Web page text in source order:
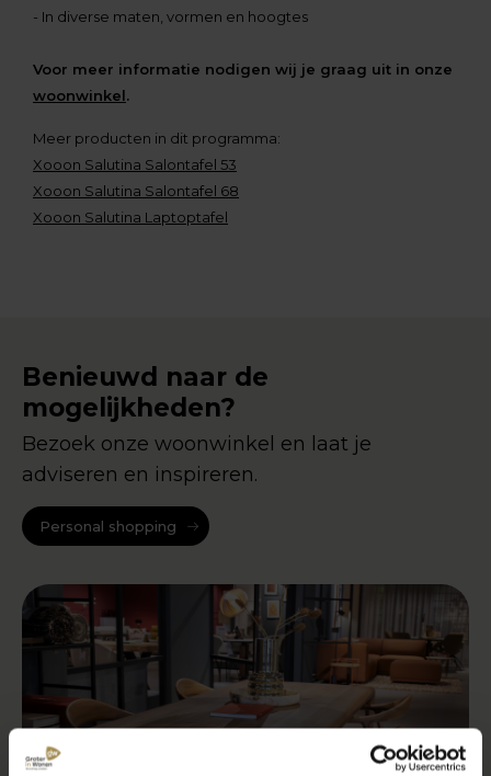
- In diverse maten, vormen en hoogtes
Voor meer informatie nodigen wij je graag uit in onze
woonwinkel.
Meer producten in dit programma:
Xooon Salutina Salontafel 53
Xooon Salutina Salontafel 68
Xooon Salutina Laptoptafel
Benieuwd naar de
mogelijkheden?
Bezoek onze woonwinkel en laat je
adviseren en inspireren.
Personal shopping